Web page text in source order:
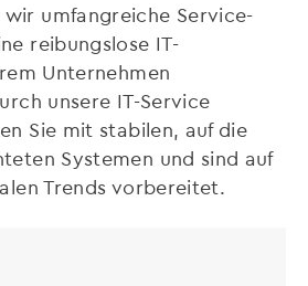
umfangreiche Service-
reibungslose IT-
Unternehmen
unsere IT-Service
Sie mit stabilen, auf die
Systemen und sind auf
Trends vorbereitet.